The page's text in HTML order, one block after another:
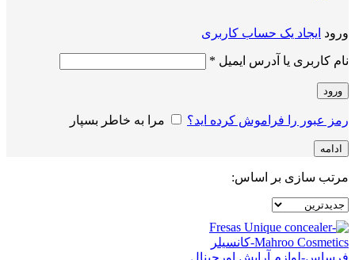
ورود ایجاد یک حساب کاربری
نام کاربری یا آدرس ایمیل *
ورود
رمز عبور را فراموش کرده اید؟ مرا به خاطر بسپار
ادامه
مرتب سازی بر اساس: